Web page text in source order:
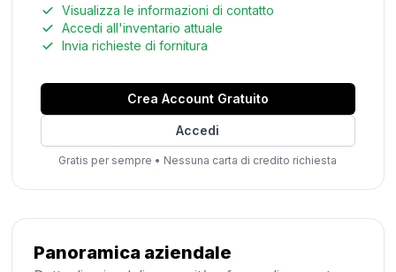
Visualizza le informazioni di contatto
Accedi all'inventario attuale
Invia richieste di fornitura
Crea Account Gratuito
Accedi
Gratis per sempre • Nessuna carta di credito richiesta
Panoramica aziendale